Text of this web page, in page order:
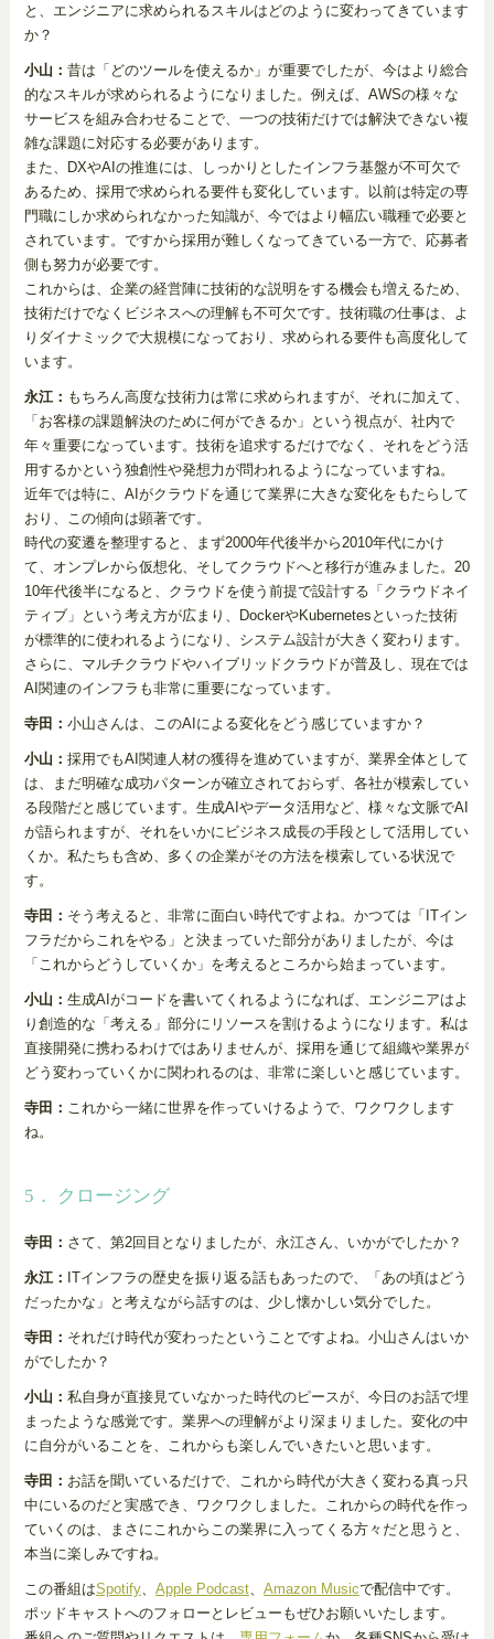
と、エンジニアに求められるスキルはどのように変わってきています
か？
小山： 昔は「どのツールを使えるか」が重要でしたが、今はより総合
的なスキルが求められるようになりました。例えば、AWSの様々な
サービスを組み合わせることで、一つの技術だけでは解決できない複
雑な課題に対応する必要があります。
また、DXやAIの推進には、しっかりとしたインフラ基盤が不可欠で
あるため、採用で求められる要件も変化しています。以前は特定の専
門職にしか求められなかった知識が、今ではより幅広い職種で必要と
されています。ですから採用が難しくなってきている一方で、応募者
側も努力が必要です。
これからは、企業の経営陣に技術的な説明をする機会も増えるため、
技術だけでなくビジネスへの理解も不可欠です。技術職の仕事は、よ
りダイナミックで大規模になっており、求められる要件も高度化して
います。
永江： もちろん高度な技術力は常に求められますが、それに加えて、
「お客様の課題解決のために何ができるか」という視点が、社内で
年々重要になっています。技術を追求するだけでなく、それをどう活
用するかという独創性や発想力が問われるようになっていますね。
近年では特に、AIがクラウドを通じて業界に大きな変化をもたらして
おり、この傾向は顕著です。
時代の変遷を整理すると、まず2000年代後半から2010年代にかけ
て、オンプレから仮想化、そしてクラウドへと移行が進みました。20
10年代後半になると、クラウドを使う前提で設計する「クラウドネイ
ティブ」という考え方が広まり、DockerやKubernetesといった技術
が標準的に使われるようになり、システム設計が大きく変わります。
さらに、マルチクラウドやハイブリッドクラウドが普及し、現在では
AI関連のインフラも非常に重要になっています。
寺田： 小山さんは、このAIによる変化をどう感じていますか？
小山： 採用でもAI関連人材の獲得を進めていますが、業界全体として
は、まだ明確な成功パターンが確立されておらず、各社が模索してい
る段階だと感じています。生成AIやデータ活用など、様々な文脈でAI
が語られますが、それをいかにビジネス成長の手段として活用してい
くか。私たちも含め、多くの企業がその方法を模索している状況で
す。
寺田： そう考えると、非常に面白い時代ですよね。かつては「ITイン
フラだからこれをやる」と決まっていた部分がありましたが、今は
「これからどうしていくか」を考えるところから始まっています。
小山： 生成AIがコードを書いてくれるようになれば、エンジニアはよ
り創造的な「考える」部分にリソースを割けるようになります。私は
直接開発に携わるわけではありませんが、採用を通じて組織や業界が
どう変わっていくかに関われるのは、非常に楽しいと感じています。
寺田： これから一緒に世界を作っていけるようで、ワクワクします
ね。
5． クロージング
寺田： さて、第2回目となりましたが、永江さん、いかがでしたか？
永江： ITインフラの歴史を振り返る話もあったので、「あの頃はどう
だったかな」と考えながら話すのは、少し懐かしい気分でした。
寺田： それだけ時代が変わったということですよね。小山さんはいか
がでしたか？
小山： 私自身が直接見ていなかった時代のピースが、今日のお話で埋
まったような感覚です。業界への理解がより深まりました。変化の中
に自分がいることを、これからも楽しんでいきたいと思います。
寺田： お話を聞いているだけで、これから時代が大きく変わる真っ只
中にいるのだと実感でき、ワクワクしました。これからの時代を作っ
ていくのは、まさにこれからこの業界に入ってくる方々だと思うと、
本当に楽しみですね。
この番組はSpotify、 Apple Podcast、 Amazon Musicで配信中です。
ポッドキャストへのフォローとレビューもぜひお願いいたします。